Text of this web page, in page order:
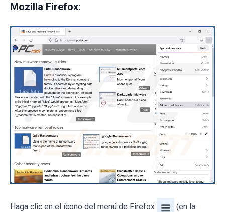
Mozilla Firefox:
Haga clic en el ícono del menú de Firefox (en la